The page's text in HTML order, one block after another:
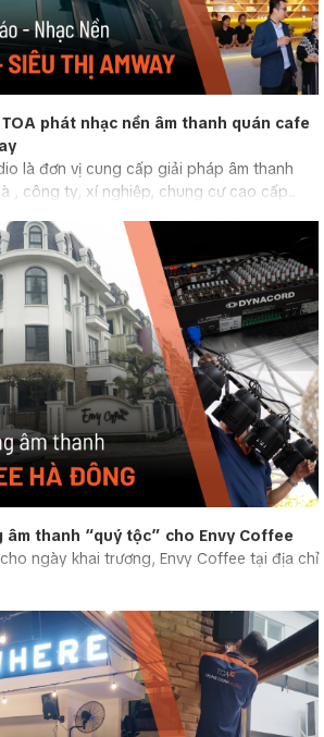
phát nhạc nền âm thanh quán cafe
là đơn vị cung cấp giải pháp âm thanh
, công ty, xí nghiệp, chung cư cao cấp...
âm thanh “quý tộc” cho Envy Coffee
ngày khai trương, Envy Coffee tại địa chỉ